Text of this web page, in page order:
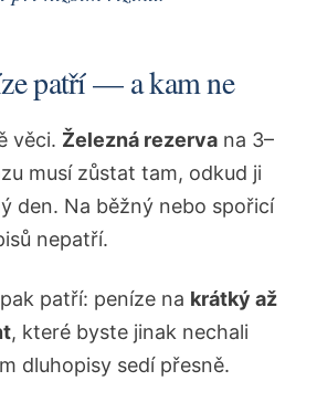
patří — a kam ne
věci. Železná rezerva na 3–
musí zůstat tam, odkud ji
den. Na běžný nebo spořicí
nepatří.
patří: peníze na krátký až
, které byste jinak nechali
dluhopisy sedí přesně.